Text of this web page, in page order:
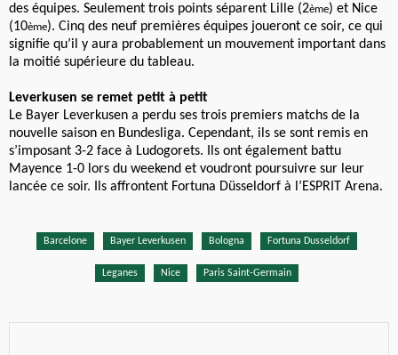
des équipes. Seulement trois points séparent Lille (2ème) et Nice
(10ème). Cinq des neuf premières équipes joueront ce soir, ce qui
signifie qu’il y aura probablement un mouvement important dans
la moitié supérieure du tableau.
Leverkusen se remet petit à petit
Le Bayer Leverkusen a perdu ses trois premiers matchs de la
nouvelle saison en Bundesliga. Cependant, ils se sont remis en
s’imposant 3-2 face à Ludogorets. Ils ont également battu
Mayence 1-0 lors du weekend et voudront poursuivre sur leur
lancée ce soir. Ils affrontent Fortuna Düsseldorf à l’ESPRIT Arena.
Barcelone Bayer Leverkusen Bologna Fortuna Dusseldorf
Leganes Nice Paris Saint-Germain